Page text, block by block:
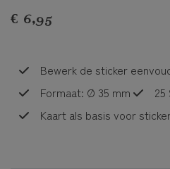
€ 6,95
Bewerk de sticker
Formaat: Ø 35 mm
Kaart als basis voor